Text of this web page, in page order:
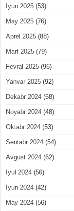
Iyun 2025 (53)
May 2025 (76)
Aprel 2025 (88)
Mart 2025 (79)
Fevral 2025 (96)
Yanvar 2025 (92)
Dekabr 2024 (68)
Noyabr 2024 (48)
Oktabr 2024 (53)
Sentabr 2024 (54)
Avgust 2024 (62)
Iyul 2024 (56)
Iyun 2024 (42)
May 2024 (56)